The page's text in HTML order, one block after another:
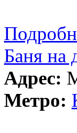
Баня на
Адрес:
Метро: